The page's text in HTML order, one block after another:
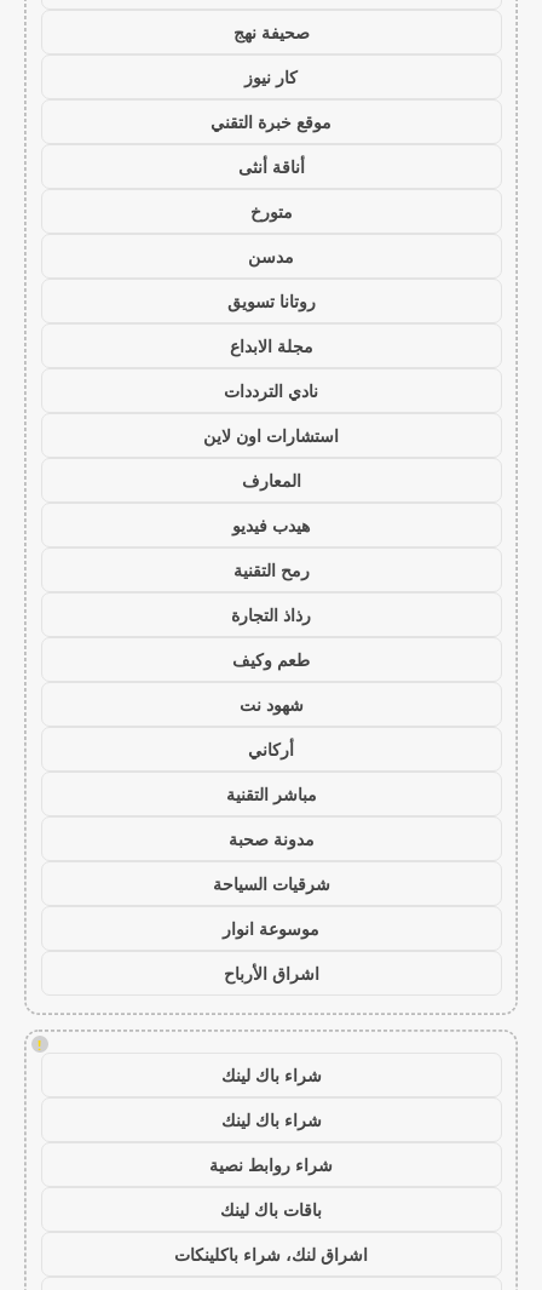
صحيفة نهج
كار نيوز
موقع خبرة التقني
أناقة أنثى
متورخ
مدسن
روتانا تسويق
مجلة الابداع
نادي الترددات
استشارات اون لاين
المعارف
هيدب فيديو
رمح التقنية
رذاذ التجارة
طعم وكيف
شهود نت
أركاني
مباشر التقنية
مدونة صحبة
شرقيات السياحة
موسوعة انوار
اشراق الأرباح
!
شراء باك لينك
شراء باك لينك
شراء روابط نصية
باقات باك لينك
اشراق لنك، شراء باكلينكات